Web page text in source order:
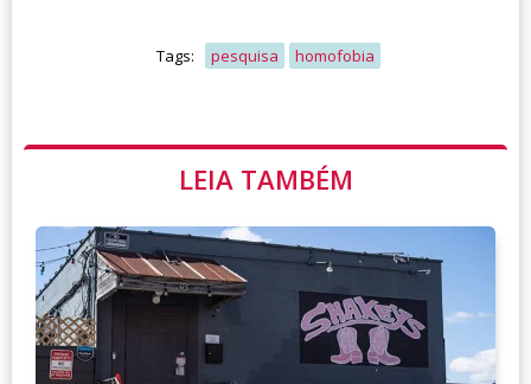
Tags: pesquisa homofobia
LEIA TAMBÉM